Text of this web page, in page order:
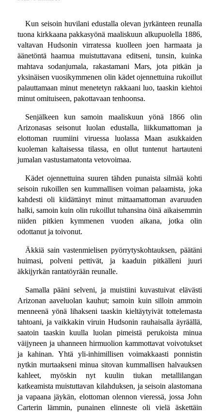
Kun seisoin huvilani edustalla olevan jyrkänteen reunalla
tuona kirkkaana pakkasyönä maaliskuun alkupuolella 1886,
valtavan Hudsonin virratessa kuolleen joen harmaata ja
äänetöntä haamua muistuttavana editseni, tunsin, kuinka
mahtava sodanjumala, rakastamani Mars, jota pitkän ja
yksinäisen vuosikymmenen olin kädet ojennettuina rukoillut
palauttamaan minut menetetyn rakkaani luo, taaskin kiehtoi
minut omituiseen, pakottavaan tenhoonsa.
Senjälkeen kun samoin maaliskuun yönä 1866 olin
Arizonasas seisonut luolan edustalla, liikkumattoman ja
elottoman ruumiini viruessa luolassa Maan asukkaiden
kuoleman kaltaisessa tilassa, en ollut tuntenut hartauteni
jumalan vastustamatonta vetovoimaa.
Kädet ojennettuina suuren tähden punaista silmää kohti
seisoin rukoillen sen kummallisen voiman palaamista, joka
kahdesti oli kiidättänyt minut mittaamattoman avaruuden
halki, samoin kuin olin rukoillut tuhansina öinä aikaisemmin
niiden pitkien kymmenen vuoden aikana, jotka olin
odottanut ja toivonut.
Äkkiä sain vastenmielisen pyörrytyskohtauksen, päätäni
huimasi, polveni pettivät, ja kaaduin pitkälleni juuri
äkkijyrkän rantatöyrään reunalle.
Samalla pääni selveni, ja muistiini kuvastuivat elävästi
Arizonan aaveluolan kauhut; samoin kuin silloin ammoin
menneenä yönä lihakseni taaskin kieltäytyivät tottelemasta
tahtoani, ja vaikkakin viruin Hudsonin rauhaisalla äyräällä,
saatoin taaskin kuulla luolan pimeistä perukoista minua
väijyneen ja uhanneen hirmuolion kammottavat voivotukset
ja kahinan. Yhtä yli-inhimillisen voimakkaasti ponnistin
nytkin murtaakseni minua sitovan kummallisen halvauksen
kahleet, myöskin nyt kuulin tiukan metallilangan
katkeamista muistuttavan kilahduksen, ja seisoin alastomana
ja vapaana jäykän, elottoman olennon vieressä, jossa John
Carterin lämmin, punainen elinneste oli vielä äskettäin